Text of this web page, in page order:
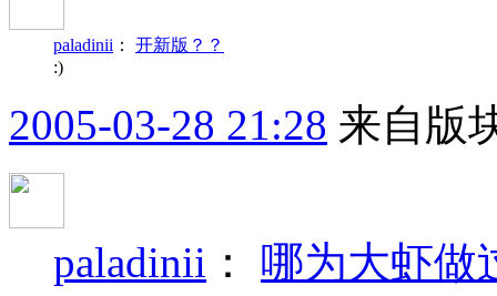
paladinii ： 开新版？？
:)
2005-03-28 21:28 来自版
paladinii ： 哪为大虾做